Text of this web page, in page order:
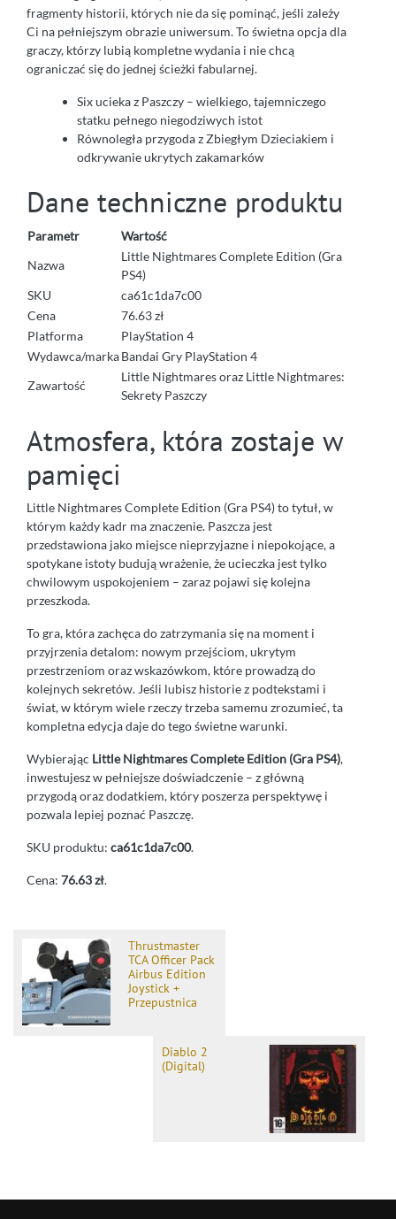
fragmenty historii, których nie da się pominąć, jeśli zależy
Ci na pełniejszym obrazie uniwersum. To świetna opcja dla
graczy, którzy lubią kompletne wydania i nie chcą
ograniczać się do jednej ścieżki fabularnej.
Six ucieka z Paszczy – wielkiego, tajemniczego
statku pełnego niegodziwych istot
Równoległa przygoda z Zbiegłym Dzieciakiem i
odkrywanie ukrytych zakamarków
Dane techniczne produktu
Parametr
Wartość
Nazwa
Little Nightmares Complete Edition (Gra
PS4)
SKU
ca61c1da7c00
Cena
76.63 zł
Platforma
PlayStation 4
Wydawca/markaBandai Gry PlayStation 4
Zawartość
Little Nightmares oraz Little Nightmares:
Sekrety Paszczy
Atmosfera, która zostaje w
pamięci
Little Nightmares Complete Edition (Gra PS4) to tytuł, w
którym każdy kadr ma znaczenie. Paszcza jest
przedstawiona jako miejsce nieprzyjazne i niepokojące, a
spotykane istoty budują wrażenie, że ucieczka jest tylko
chwilowym uspokojeniem – zaraz pojawi się kolejna
przeszkoda.
To gra, która zachęca do zatrzymania się na moment i
przyjrzenia detalom: nowym przejściom, ukrytym
przestrzeniom oraz wskazówkom, które prowadzą do
kolejnych sekretów. Jeśli lubisz historie z podtekstami i
świat, w którym wiele rzeczy trzeba samemu zrozumieć, ta
kompletna edycja daje do tego świetne warunki.
Wybierając Little Nightmares Complete Edition (Gra PS4),
inwestujesz w pełniejsze doświadczenie – z główną
przygodą oraz dodatkiem, który poszerza perspektywę i
pozwala lepiej poznać Paszczę.
SKU produktu: ca61c1da7c00.
Cena: 76.63 zł.
Thrustmaster
TCA Officer Pack
Airbus Edition
Joystick +
Przepustnica
Diablo 2
(Digital)